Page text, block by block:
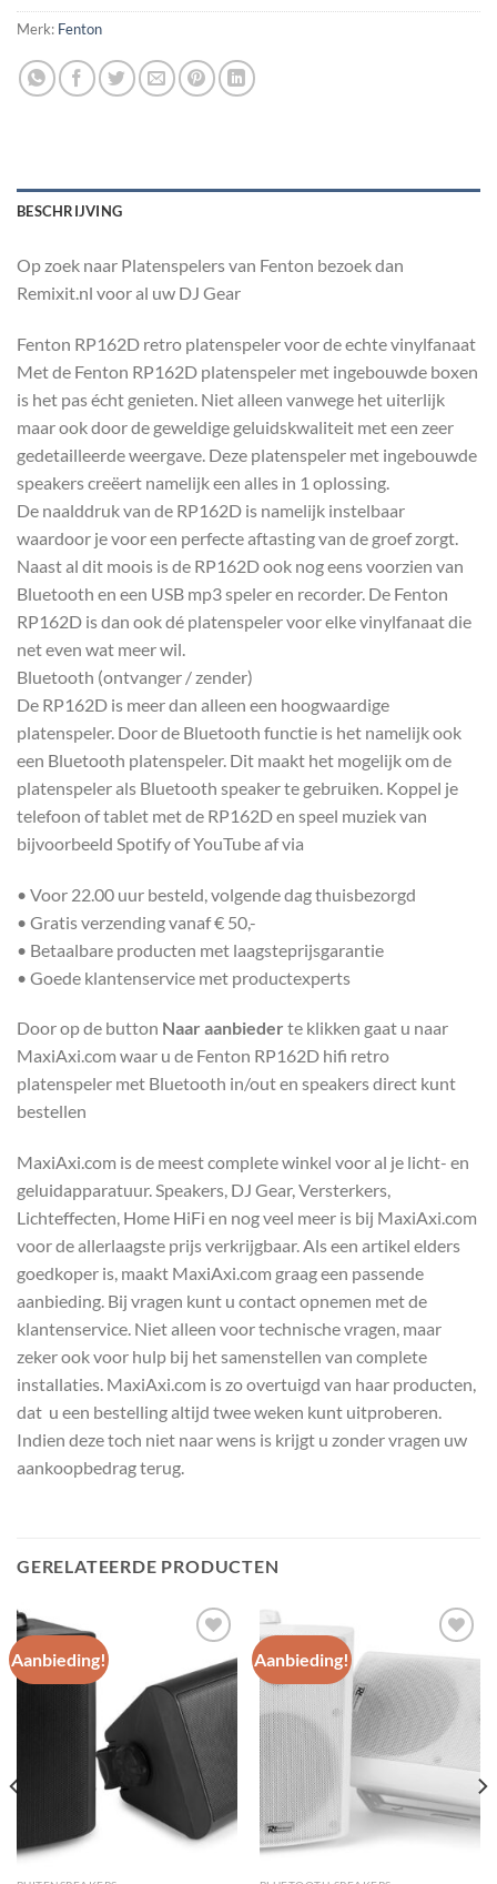
Merk: Fenton
BESCHRIJVING
Op zoek naar Platenspelers van Fenton bezoek dan
Remixit.nl voor al uw DJ Gear
Fenton RP162D retro platenspeler voor de echte vinylfanaat
Met de Fenton RP162D platenspeler met ingebouwde boxen
is het pas écht genieten. Niet alleen vanwege het uiterlijk
maar ook door de geweldige geluidskwaliteit met een zeer
gedetailleerde weergave. Deze platenspeler met ingebouwde
speakers creëert namelijk een alles in 1 oplossing.
De naalddruk van de RP162D is namelijk instelbaar
waardoor je voor een perfecte aftasting van de groef zorgt.
Naast al dit moois is de RP162D ook nog eens voorzien van
Bluetooth en een USB mp3 speler en recorder. De Fenton
RP162D is dan ook dé platenspeler voor elke vinylfanaat die
net even wat meer wil.
Bluetooth (ontvanger / zender)
De RP162D is meer dan alleen een hoogwaardige
platenspeler. Door de Bluetooth functie is het namelijk ook
een Bluetooth platenspeler. Dit maakt het mogelijk om de
platenspeler als Bluetooth speaker te gebruiken. Koppel je
telefoon of tablet met de RP162D en speel muziek van
bijvoorbeeld Spotify of YouTube af via
• Voor 22.00 uur besteld, volgende dag thuisbezorgd
• Gratis verzending vanaf € 50,-
• Betaalbare producten met laagsteprijsgarantie
• Goede klantenservice met productexperts
Door op de button Naar aanbieder te klikken gaat u naar
MaxiAxi.com waar u de Fenton RP162D hifi retro
platenspeler met Bluetooth in/out en speakers direct kunt
bestellen
MaxiAxi.com is de meest complete winkel voor al je licht- en
geluidapparatuur. Speakers, DJ Gear, Versterkers,
Lichteffecten, Home HiFi en nog veel meer is bij MaxiAxi.com
voor de allerlaagste prijs verkrijgbaar. Als een artikel elders
goedkoper is, maakt MaxiAxi.com graag een passende
aanbieding. Bij vragen kunt u contact opnemen met de
klantenservice. Niet alleen voor technische vragen, maar
zeker ook voor hulp bij het samenstellen van complete
installaties. MaxiAxi.com is zo overtuigd van haar producten,
dat u een bestelling altijd twee weken kunt uitproberen.
Indien deze toch niet naar wens is krijgt u zonder vragen uw
aankoopbedrag terug.
GERELATEERDE PRODUCTEN
Aanbieding!
Toevoegen
aan
wenslijst
Aanbieding!
Toevoegen
aan
wenslijst